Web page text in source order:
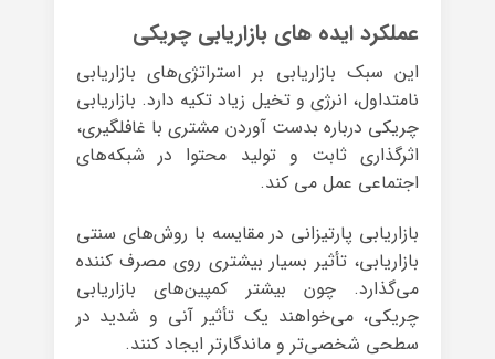
عملکرد ایده های بازاریابی چریکی
این سبک بازاریابی بر استراتژی‌های بازاریابی
نامتداول، انرژی و تخیل زیاد تکیه دارد. بازاریابی
چریکی درباره بدست آوردن مشتری با غافلگیری،
اثرگذاری ثابت و تولید محتوا در شبکه‌های
اجتماعی عمل می کند.
بازاریابی پارتیزانی در مقایسه با روش‌های سنتی
بازاریابی، تأثیر بسیار بیشتری روی مصرف کننده
می‌گذارد. چون بیشتر کمپین‌های بازاریابی
چریکی، می‌خواهند یک تأثیر آنی و شدید در
سطحی شخصی‌تر و ماندگارتر ایجاد کنند.